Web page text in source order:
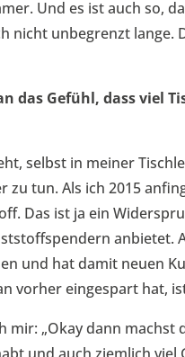
Und es ist auch so,
nicht unbegrenzt lange.
das Gefühl, dass viel
selbst in meiner
tun. Als ich 2015
Das ist ja ein
anbietet.
und hat damit neuen
vorher eingespart hat,
„Okay dann machst